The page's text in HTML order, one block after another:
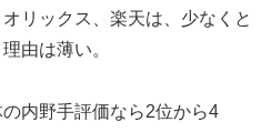
リックス、楽天は、少なくと
由は薄い。
内野手評価なら2位から4